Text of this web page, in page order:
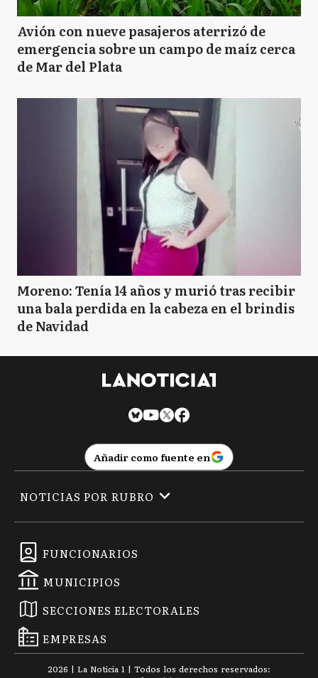
Avión con nueve pasajeros aterrizó de
emergencia sobre un campo de maíz cerca
de Mar del Plata
Moreno: Tenía 14 años y murió tras recibir
una bala perdida en la cabeza en el brindis
de Navidad
Añadir como fuente en
FUNCIONARIOS
MUNICIPIOS
SECCIONES ELECTORALES
EMPRESAS
NOTICIAS POR RUBRO
2026 | La Noticia 1 | Todos los derechos reservados: